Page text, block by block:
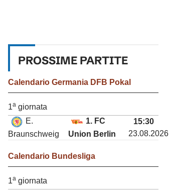
PROSSIME PARTITE
Calendario Germania DFB Pokal
1a giornata
E.
Braunschweig
1. FC
Union Berlin
15:30
23.08.2026
Calendario Bundesliga
1a giornata